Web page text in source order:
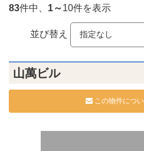
83件中、 1～10件を表示
並び替え
山萬ビル
この物件につ